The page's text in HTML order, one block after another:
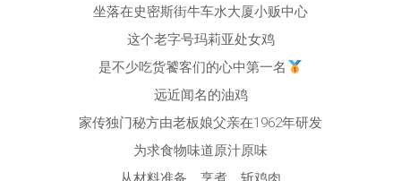
坐落在史密斯街牛车水大厦小贩中心
这个老字号玛莉亚处女鸡
是不少吃货饕客们的心中第一名
远近闻名的油鸡
家传独门秘方由老板娘父亲在1962年研发
为求食物味道原汁原味